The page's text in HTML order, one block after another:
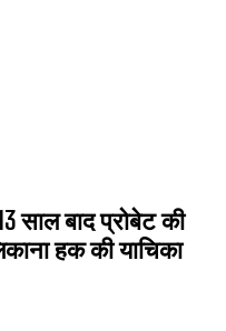
साल बाद प्रोबेट की
हक की याचिका